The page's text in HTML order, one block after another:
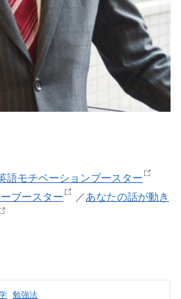
語モチベーションブースター
ブースター ／あなたの話が動き
勉強法